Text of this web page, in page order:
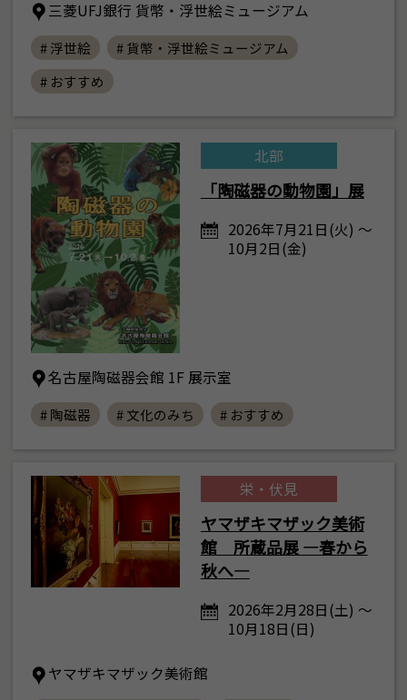
三菱UFJ銀行 貨幣・浮世絵ミュージアム
# 浮世絵
# 貨幣・浮世絵ミュージアム
# おすすめ
北部
「陶磁器の動物園」展
2026年7月21日(火) ～
10月2日(金)
名古屋陶磁器会館 1F 展示室
# 陶磁器 # 文化のみち # おすすめ
栄・伏見
ヤマザキマザック美術
館 所蔵品展 ―春から
秋へ―
2026年2月28日(土) ～
10月18日(日)
ヤマザキマザック美術館